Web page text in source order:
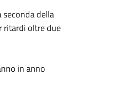
seconda della
ritardi oltre due
in anno